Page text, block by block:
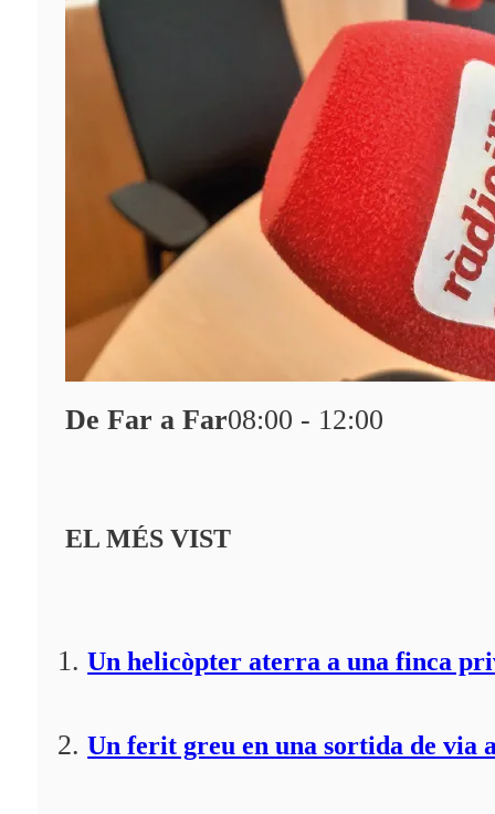
De Far a Far08:00 - 12:00
EL MÉS VIST
Un helicòpter aterra a una finca
Un ferit greu en una sortida de via